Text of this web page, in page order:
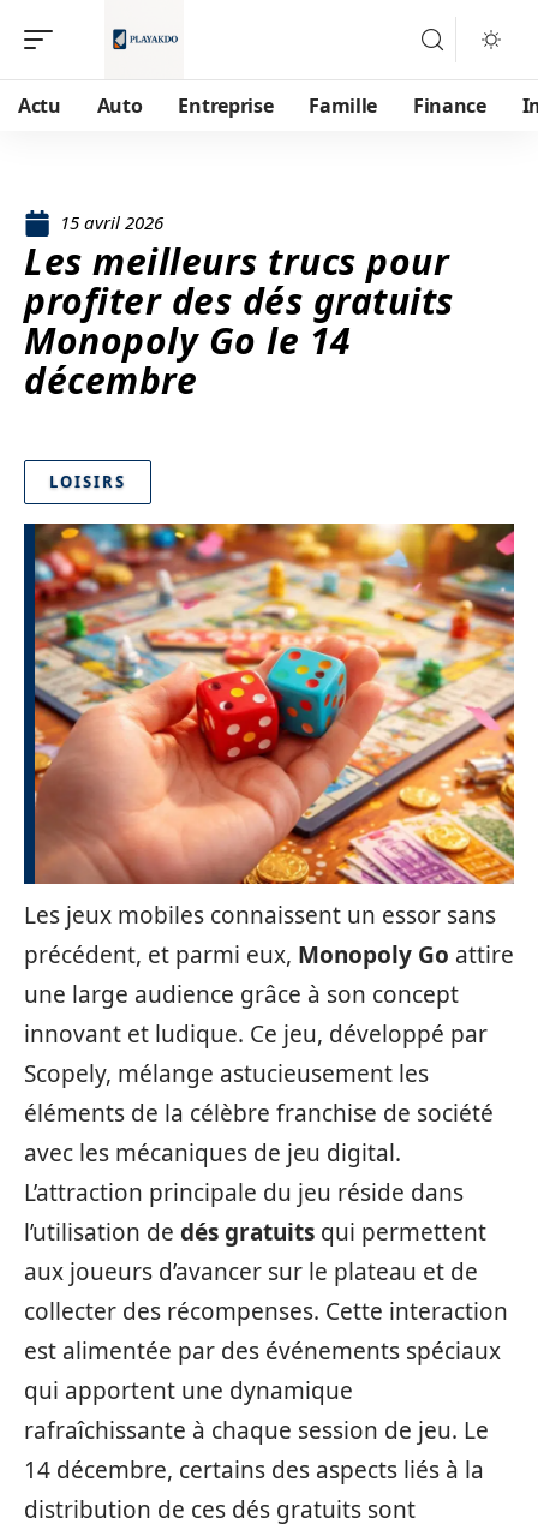
Actu Auto Entreprise Famille Finance
15 avril 2026
Les meilleurs trucs pour
profiter des dés gratuits
Monopoly Go le 14
décembre
LOISIRS
Les jeux mobiles connaissent un essor sans
précédent, et parmi eux, Monopoly Go attire
une large audience grâce à son concept
innovant et ludique. Ce jeu, développé par
Scopely, mélange astucieusement les
éléments de la célèbre franchise de société
avec les mécaniques de jeu digital.
L’attraction principale du jeu réside dans
l’utilisation de dés gratuits qui permettent
aux joueurs d’avancer sur le plateau et de
collecter des récompenses. Cette interaction
est alimentée par des événements spéciaux
qui apportent une dynamique
rafraîchissante à chaque session de jeu. Le
14 décembre, certains des aspects liés à la
distribution de ces dés gratuits sont